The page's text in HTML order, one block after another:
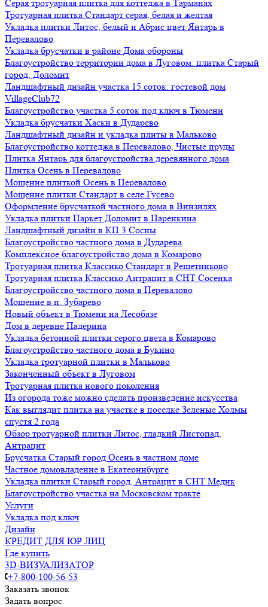
Серая тротуарная плитка для коттеджа в Тарманах
Тротуарная плитка Стандарт серая, белая и желтая
Укладка плитки Литос, белый и Абрис цвет Янтарь в
Перевалово
Укладка брусчатки в районе Дома обороны
Благоустройство территории дома в Луговом: плитка Старый
город, Доломит
Ландшафтный дизайн участка 15 соток: гостевой дом
VillageClub72
Благоустройство участка 5 соток под ключ в Тюмени
Укладка брусчатки Хаски в Дударево
Ландшафтный дизайн и укладка плиты в Мальково
Благоустройство коттеджа в Перевалово, Чистые пруды
Плитка Янтарь для благоустройства деревянного дома
Плитка Осень в Перевалово
Мощение плиткой Осень в Перевалово
Мощение плитки Стандарт в селе Гусево
Оформление брусчаткой частного дома в Винзилях
Укладка плитки Паркет Доломит в Паренкина
Ландшафтный дизайн в КП 3 Сосны
Благоустройство частного дома в Дударева
Комплексное благоустройство дома в Комарово
Тротуарная плитка Классико Стандарт в Решетниково
Тротуарная плитка Классико Антрацит в СНТ Сосенка
Благоустройство частного дома в Перевалово
Мощение в п. Зубарево
Новый объект в Тюмени на Лесобазе
Дом в деревне Падерина
Укладка бетонной плитки серого цвета в Комарово
Благоустройство частного дома в Букино
Укладка тротуарной плитки в Мальково
Законченный объект в Луговом
Тротуарная плитка нового поколения
Из огорода тоже можно сделать произведение искусства
Как выглядит плитка на участке в поселке Зеленые Холмы
спустя 2 года
Обзор тротуарной плитки Литос, гладкий Листопад,
Антрацит
Брусчатка Старый город Осень в частном доме
Частное домовладение в Екатеринбурге
Укладка плитки Старый город, Антрацит в СНТ Медик
Благоустройство участка на Московском тракте
Услуги
Укладка под ключ
Дизайн
КРЕДИТ ДЛЯ ЮР ЛИЦ
Где купить
3D-ВИЗУАЛИЗАТОР
+7-800-100-56-53
Заказать звонок
Задать вопрос